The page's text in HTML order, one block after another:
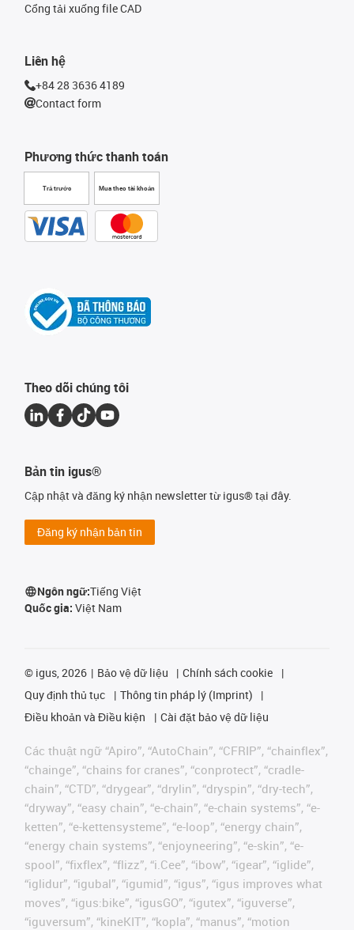
Phương thức thanh toán
Trả trước Mua theo tài khoản
Cổng tải xuống file CAD
Liên hệ
+84 28 3636 4189
Contact form
Theo dõi chúng tôi
Bản tin igus®
Cập nhật và đăng ký nhận newsletter từ igus® tại đây.
Đăng ký nhận bản tin
Ngôn ngữ:Tiếng Việt
Quốc gia: Việt Nam
© igus, 2026 Bảo vệ dữ liệu
Chính sách cookie
Quy định thủ tục
Thông tin pháp lý (Imprint)
Điều khoản và Điều kiện
Cài đặt bảo vệ dữ liệu
Các thuật ngữ “Apiro”, “AutoChain”, “CFRIP”, “chainflex”,
“chainge”, “chains for cranes”, “conprotect”, “cradle-
chain”, “CTD”, “drygear”, “drylin”, “dryspin”, “dry-tech”,
“dryway”, “easy chain”, “e-chain”, “e-chain systems”, “e-
ketten”, “e-kettensysteme”, “e-loop”, “energy chain”,
“energy chain systems”, “enjoyneering”, “e-skin”, “e-
spool”, “fixflex”, “flizz”, “i.Cee”, “ibow”, “igear”, “iglide”,
“iglidur”, “igubal”, “igumid”, “igus”, “igus improves what
moves”, “igus:bike”, “igusGO”, “igutex”, “iguverse”,
“iguversum”, “kineKIT”, “kopla”, “manus”, “motion